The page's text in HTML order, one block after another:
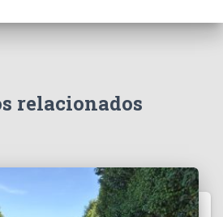
relacionados